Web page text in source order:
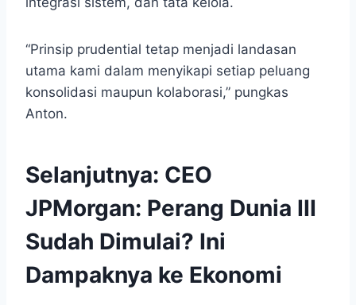
“Prinsip prudential tetap menjadi landasan
utama kami dalam menyikapi setiap peluang
konsolidasi maupun kolaborasi,” pungkas
Anton.
Selanjutnya: CEO
JPMorgan: Perang Dunia III
Sudah Dimulai? Ini
Dampaknya ke Ekonomi